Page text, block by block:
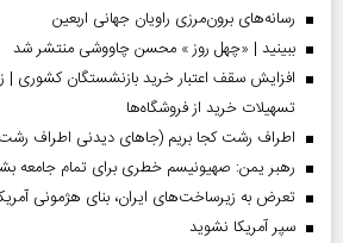
رسانه‌های برون‌مرزی راویان جهانی اربعین
ببینید | «چهل روز » محسن چاووشی منتشر شد
افزایش سقف اعتبار خرید بازنشستگان کشوری |
تسهیلات خرید از فروشگاه‌ها
اطراف رشت کجا بریم (جاهای دیدنی اطراف
رهبر یمن: صهیونیسم خطری برای تمام جامعه
تعرض به زیرساخت‌های ایران، بنای هژمونی
سپر آمریکا نشوید